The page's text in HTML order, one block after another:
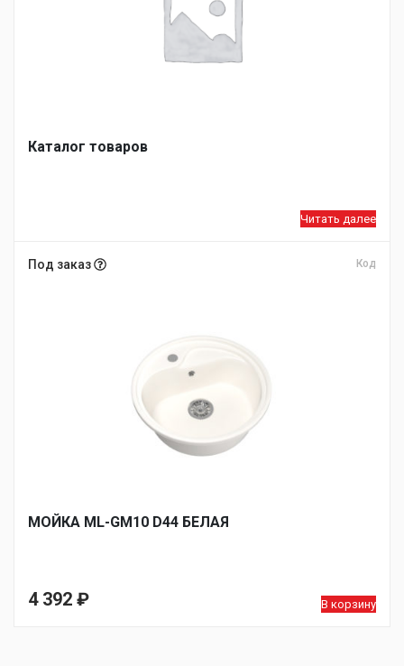
Каталог товаров
Читать далее
Под заказ Код
МОЙКA ML-GM10 D44 БЕЛАЯ
4 392 ₽ В корзину